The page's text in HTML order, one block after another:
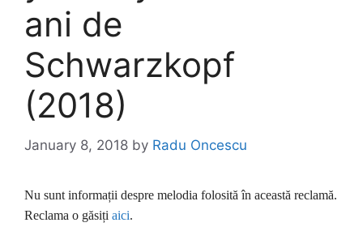
ani de
Schwarzkopf
(2018)
January 8, 2018 by Radu Oncescu
Nu sunt informații despre melodia folosită în această reclamă.
Reclama o găsiți aici.